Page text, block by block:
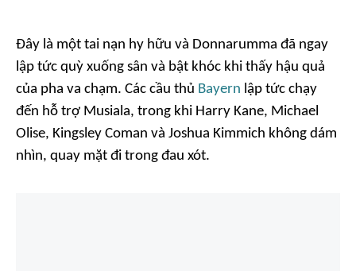
Đây là một tai nạn hy hữu và Donnarumma đã ngay
lập tức quỳ xuống sân và bật khóc khi thấy hậu quả
của pha va chạm. Các cầu thủ Bayern lập tức chạy
đến hỗ trợ Musiala, trong khi Harry Kane, Michael
Olise, Kingsley Coman và Joshua Kimmich không dám
nhìn, quay mặt đi trong đau xót.